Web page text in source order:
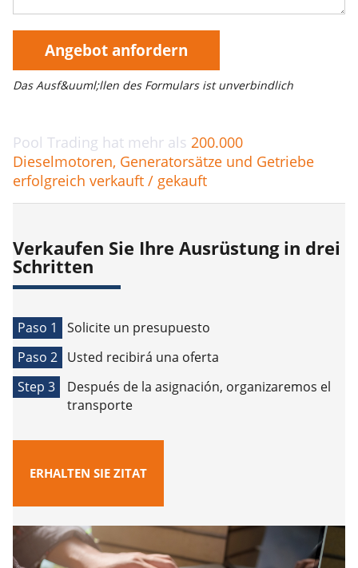
Angebot anfordern
Das Ausf&uuml;llen des Formulars ist unverbindlich
Pool Trading hat mehr als 200.000
Dieselmotoren, Generatorsätze und Getriebe
erfolgreich verkauft / gekauft
Verkaufen Sie Ihre Ausrüstung in drei
Schritten
Paso 1
Solicite un presupuesto
Paso 2 Usted recibirá una oferta
Step 3
Después de la asignación, organizaremos el
transporte
ERHALTEN SIE ZITAT